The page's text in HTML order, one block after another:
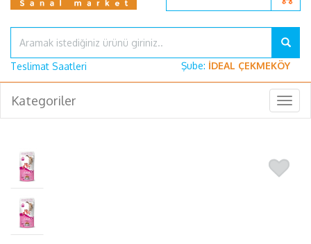
Teslimat Saatleri Şube: İDEAL ÇEKMEKÖY
Kategoriler